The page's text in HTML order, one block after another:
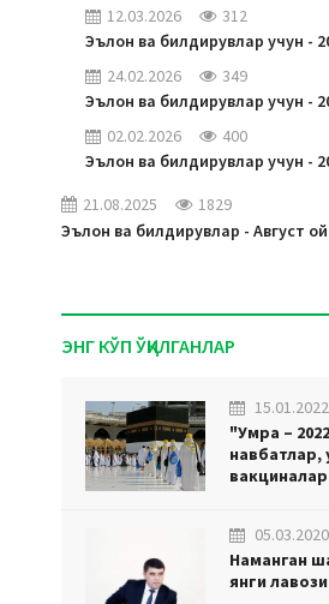
12.03.2026
312
Эълон ва билдирувлар учун -
24.02.2026
349
Эълон ва билдирувлар учун -
02.02.2026
400
Эълон ва билдирувлар учун -
21.08.2025
1829
Эълон ва билдирувлар - Август
ЭНГ КЎП ЎҚИЛГАНЛАР
15.01.2022
"Умра –
навбатлар,
вакциналар
05.03.2020
Наманган
янги